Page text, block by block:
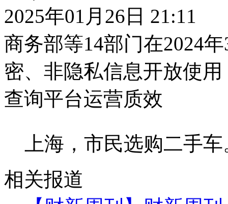
2025年01月26日 21:11
商务部等14部门在2024
密、非隐私信息开放使
查询平台运营质效
上海，市民选购二手
相关报道